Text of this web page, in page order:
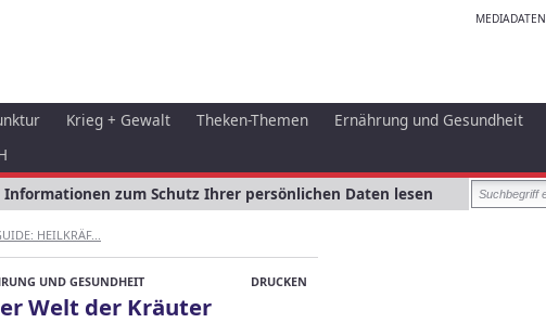
MEDIADATEN
Krieg + Gewalt Theken-Themen Ernährung und Gesundheit
zum Schutz Ihrer persönlichen Daten lesen
HEILKRÄF...
DRUCKEN
UND GESUNDHEIT
Welt der Kräuter